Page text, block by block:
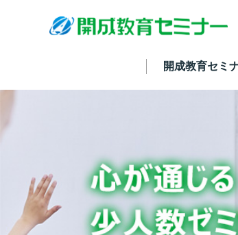
開成教育セミ